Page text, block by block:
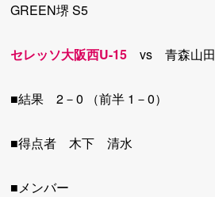
GREEN堺 S5
セレッソ大阪西U-15 vs 青森山田
■結果 2－0 （前半 1－0）
■得点者 木下 清水
■メンバー